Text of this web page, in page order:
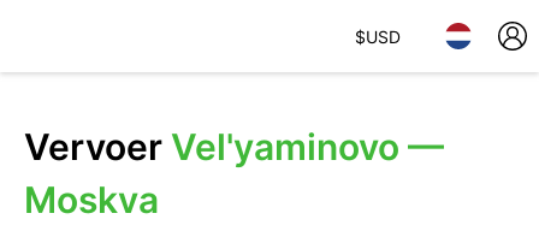
$USD
Vervoer Vel'yaminovo —
Moskva